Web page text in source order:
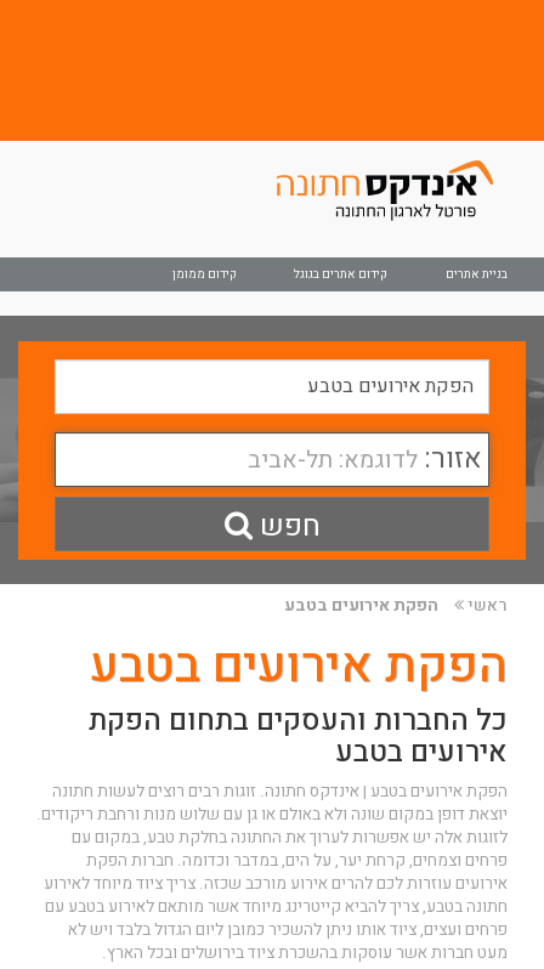
בניית אתרים קידום אתרים בגוגל קידום ממומן
אזור: לדוגמא: תל-אביב
חפש
ראשי הפקת אירועים בטבע
הפקת אירועים בטבע
כל החברות והעסקים בתחום הפקת
אירועים בטבע
הפקת אירועים בטבע | אינדקס חתונה. זוגות רבים רוצים לעשות חתונה
יוצאת דופן במקום שונה ולא באולם או גן עם שלוש מנות ורחבת ריקודים.
לזוגות אלה יש אפשרות לערוך את החתונה בחלקת טבע, במקום עם
פרחים וצמחים, קרחת יער, על הים, במדבר וכדומה. חברות הפקת
אירועים עוזרות לכם להרים אירוע מורכב שכזה. צריך ציוד מיוחד לאירוע
חתונה בטבע, צריך להביא קייטרינג מיוחד אשר מותאם לאירוע בטבע עם
פרחים ועצים, ציוד אותו ניתן להשכיר כמובן ליום הגדול בלבד ויש לא
מעט חברות אשר עוסקות בהשכרת ציוד בירושלים ובכל הארץ.